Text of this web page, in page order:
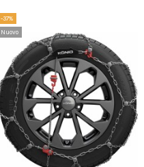
-37%
Nuovo